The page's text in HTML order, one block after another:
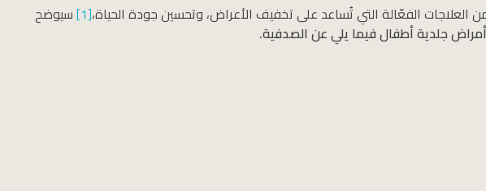
العلاجات الفعّالة التي تُساعد على تخفيف الأعراض، وتحسين جودة الحياة،[1]
سيوضح
جلدية أطفال فيما يلي عن الصدفية.